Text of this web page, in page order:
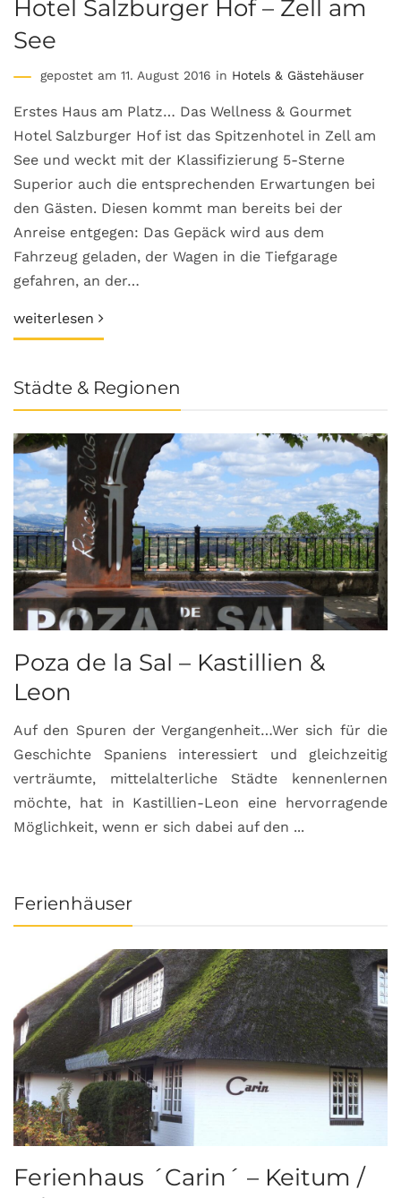
Hotel Salzburger Hof – Zell am
See
gepostet am 11. August 2016 in Hotels & Gästehäuser
Erstes Haus am Platz… Das Wellness & Gourmet
Hotel Salzburger Hof ist das Spitzenhotel in Zell am
See und weckt mit der Klassifizierung 5-Sterne
Superior auch die entsprechenden Erwartungen bei
den Gästen. Diesen kommt man bereits bei der
Anreise entgegen: Das Gepäck wird aus dem
Fahrzeug geladen, der Wagen in die Tiefgarage
gefahren, an der…
weiterlesen
Städte & Regionen
Poza de la Sal – Kastillien &
Leon
Auf den Spuren der Vergangenheit…Wer sich für die
Geschichte Spaniens interessiert und gleichzeitig
verträumte, mittelalterliche Städte kennenlernen
möchte, hat in Kastillien-Leon eine hervorragende
Möglichkeit, wenn er sich dabei auf den ...
Ferienhäuser
Ferienhaus ´Carin´ – Keitum /